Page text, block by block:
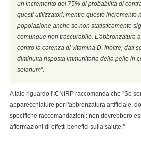
un incremento del 75% di probabilità di
questi utilizzatori, mentre questo incremento
popolazione anche se non statisticamente
comunque non trascurabile. L'abbronzatura
contro la carenza di vitamina D. Inoltre, dati
diminuita risposta immunitaria della pelle in
solarium''.
A tale riguardo l'ICNIRP raccomanda che ''Se
apparecchiature per l'abbronzatura artificiale,
specifiche raccomandazioni: non dovrebbero
affermazioni di effetti benefici sulla salute.''